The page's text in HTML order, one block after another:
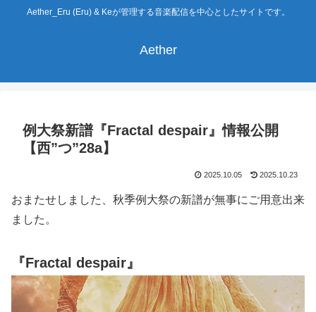
Aether_Eru (Eru) & Keが管理する音楽配信を中心としたサイトです。
Aether
例大祭新譜『Fractal despair』情報公開
【西”つ”28a】
2025.10.05 2025.10.23
おまたせしました、秋季例大祭の新譜が無事にご用意出来
ました。
『Fractal despair』